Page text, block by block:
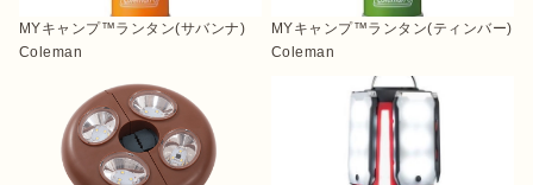
MYキャンプ™ランタン(サバンナ)
Coleman
MYキャンプ™ランタン(ティンバー)
Coleman